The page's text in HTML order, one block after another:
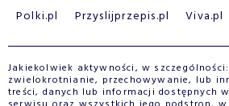
Polki.pl
Przyslijprzepis.pl Viva.pl
Jakiekolwiek aktywności, w
zwielokrotnianie, przechowywanie, lub
treści, danych lub informacji dostępnych